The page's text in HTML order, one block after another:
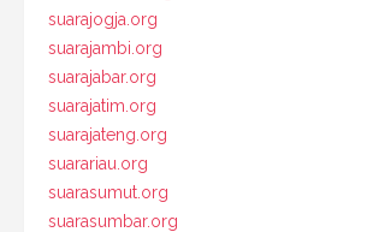
suarajogja.org
suarajambi.org
suarajabar.org
suarajatim.org
suarajateng.org
suarariau.org
suarasumut.org
suarasumbar.org